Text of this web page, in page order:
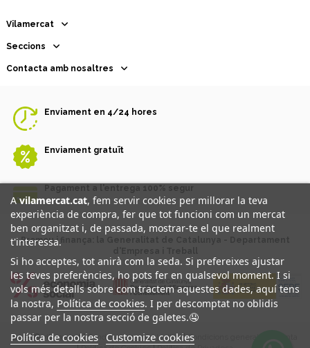
Vilamercat
Seccions
Contacta amb nosaltres
A vilamercat.cat, fem servir cookies per millorar la teva
experiència de compra, fer que tot funcioni com un mercat
ben organitzat i, de passada, mostrar-te el que realment
t'interessa.
Si ho acceptes, tot anirà com la seda. Si prefereixes ajustar
les teves preferències, ho pots fer en qualsevol moment. I si
vols més detalls sobre com tractem aquestes dades, aquí tens
la nostra, Política de cookies. I per descomptat no oblidis
passar per la nostra secció de galetes.🤤
Política de cookies Customize cookies
Enviament en 4/24 hores
Enviament gratuït
Pagament a l'entrega 100% segur
Promou i finança: la Generalitat de Catalunya - Departament
2025 ® vilamercat |Condicions generals d'ús|Condicions generals de venta